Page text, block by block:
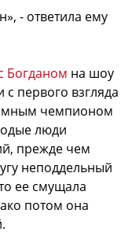
- ответила ему
Богданом на шоу
первого взгляда
чемпионом
люди
прежде чем
неподдельный
ее смущала
потом она